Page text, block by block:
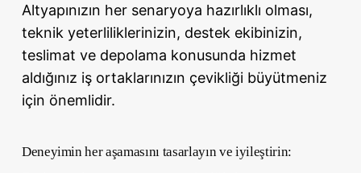
Altyapınızın her senaryoya hazırlıklı olması,
teknik yeterliliklerinizin, destek ekibinizin,
teslimat ve depolama konusunda hizmet
aldığınız iş ortaklarınızın çevikliği büyütmeniz
için önemlidir.
Deneyimin her aşamasını tasarlayın ve iyileştirin: